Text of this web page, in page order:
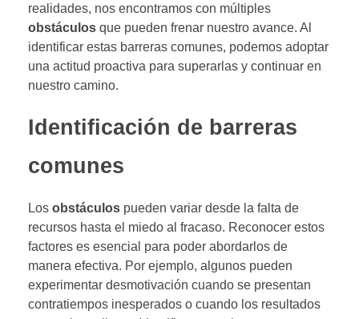
realidades, nos encontramos con múltiples
obstáculos que pueden frenar nuestro avance. Al
identificar estas barreras comunes, podemos adoptar
una actitud proactiva para superarlas y continuar en
nuestro camino.
Identificación de barreras
comunes
Los obstáculos pueden variar desde la falta de
recursos hasta el miedo al fracaso. Reconocer estos
factores es esencial para poder abordarlos de
manera efectiva. Por ejemplo, algunos pueden
experimentar desmotivación cuando se presentan
contratiempos inesperados o cuando los resultados